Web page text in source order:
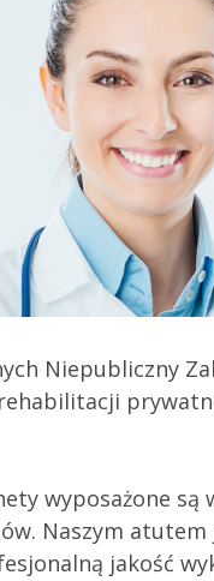
Niepubliczny
wyposażone
Naszym
jakość